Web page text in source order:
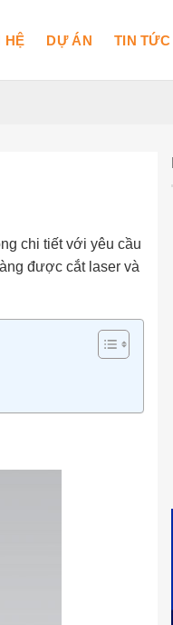
HỆ DỰ ÁN TIN TỨC
chi tiết với yêu cầu
được cắt laser và